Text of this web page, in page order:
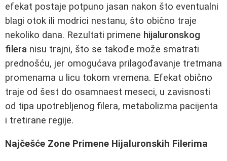
efekat postaje potpuno jasan nakon što eventualni
blagi otok ili modrici nestanu, što obično traje
nekoliko dana. Rezultati primene hijaluronskog
filera nisu trajni, što se takođe može smatrati
prednošću, jer omogućava prilagođavanje tretmana
promenama u licu tokom vremena. Efekat obično
traje od šest do osamnaest meseci, u zavisnosti
od tipa upotrebljenog filera, metabolizma pacijenta
i tretirane regije.
Najčešće Zone Primene Hijaluronskih Filerima